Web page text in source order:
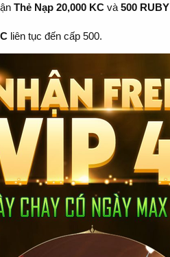
Thẻ Nạp 20,000 KC và 500 RUBY
liên tục đến cấp 500.